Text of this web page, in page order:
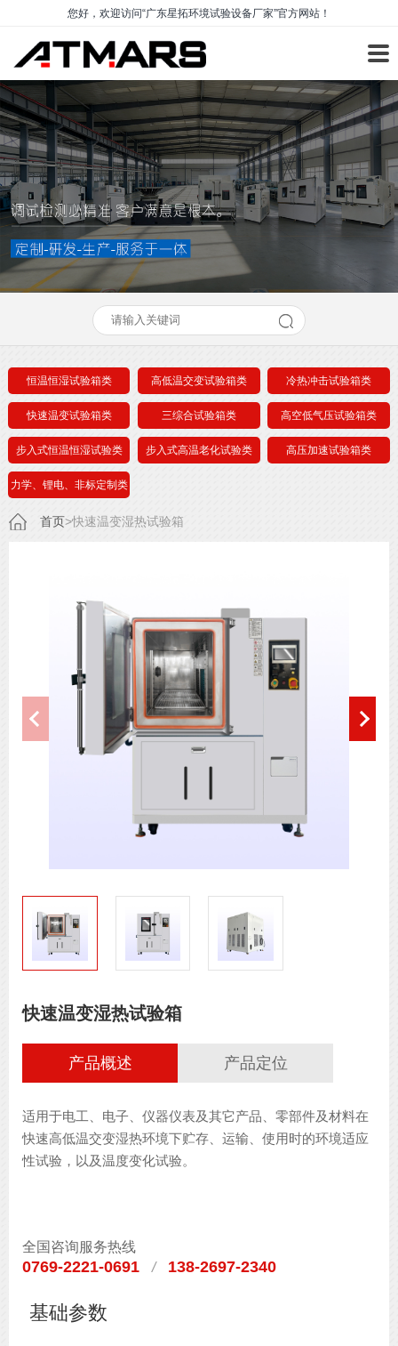
您好，欢迎访问“广东星拓环境试验设备厂家”官方网站！
恒温恒湿试验箱类 高低温交变试验箱类 冷热冲击试验箱类
快速温变试验箱类 三综合试验箱类 高空低气压试验箱类
步入式恒温恒湿试验类 步入式高温老化试验类 高压加速试验箱类
力学、锂电、非标定制类
首页>快速温变湿热试验箱
快速温变湿热试验箱
产品概述 产品定位
适用于电工、电子、仪器仪表及其它产品、零部件及材料在
快速高低温交变湿热环境下贮存、运输、使用时的环境适应
性试验，以及温度变化试验。
全国咨询服务热线
0769-2221-0691 / 138-2697-2340
基础参数